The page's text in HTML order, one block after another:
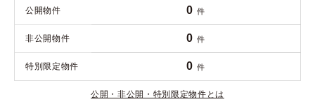
公開物件 0 件
非公開物件 0 件
特別限定物件 0 件
公開・非公開・特別限定物件とは